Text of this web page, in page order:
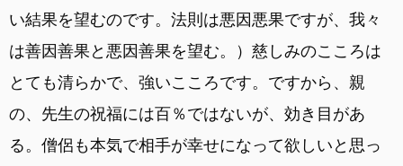
い結果を望むのです。法則は悪因悪果ですが、我々
は善因善果と悪因善果を望む。）慈しみのこころは
とても清らかで、強いこころです。ですから、親
の、先生の祝福には百％ではないが、効き目があ
る。僧侶も本気で相手が幸せになって欲しいと思っ